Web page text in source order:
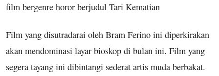
film bergenre horor berjudul Tari Kematian
Film yang disutradarai oleh Bram Ferino ini diperkirakan
akan mendominasi layar bioskop di bulan ini. Film yang
segera tayang ini dibintangi sederat artis muda berbakat.